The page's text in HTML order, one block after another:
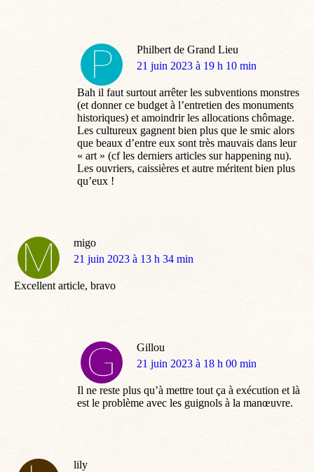
Philbert de Grand Lieu
dit
21 juin 2023 à 19 h 10 min
Bah il faut surtout arrêter les subventions monstres
(et donner ce budget à l’entretien des monuments
historiques) et amoindrir les allocations chômage.
Les cultureux gagnent bien plus que le smic alors
que beaux d’entre eux sont très mauvais dans leur
« art » (cf les derniers articles sur happening nu).
Les ouvriers, caissières et autre méritent bien plus
qu’eux !
migo
dit
21 juin 2023 à 13 h 34 min
Excellent article, bravo
Gillou
dit
21 juin 2023 à 18 h 00 min
Il ne reste plus qu’à mettre tout ça à exécution et là
est le problème avec les guignols à la manœuvre.
lily